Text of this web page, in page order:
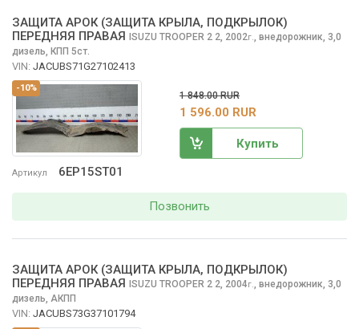
-10%
Артикул 6EP15ST01
ЗАЩИТА АРОК (ЗАЩИТА КРЫЛА, ПОДКРЫЛОК)
ПЕРЕДНЯЯ ПРАВАЯ ISUZU TROOPER 2 2, 2002г., внедорожник, 3,0
дизель, КПП 5ст.
VIN: JACUBS71G27102413
1 848.00 RUR
1 596.00 RUR
Купить
Позвонить
ЗАЩИТА АРОК (ЗАЩИТА КРЫЛА, ПОДКРЫЛОК)
ПЕРЕДНЯЯ ПРАВАЯ
ISUZU TROOPER 2 2, 2004г., внедорожник, 3,0
дизель, АКПП
VIN: JACUBS73G37101794